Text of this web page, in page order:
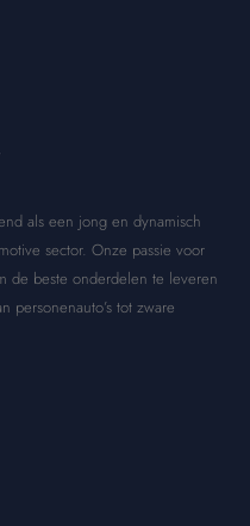
als een jong en dynamisch
sector. Onze passie voor
de beste onderdelen te leveren
personenauto’s tot zware